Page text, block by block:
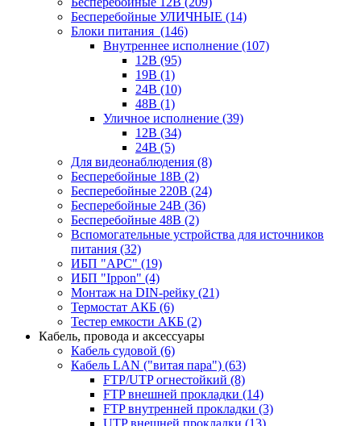
Бесперебойные УЛИЧНЫЕ (14)
Блоки питания (146)
Внутреннее исполнение (107)
12В (95)
19В (1)
24В (10)
48В (1)
Уличное исполнение (39)
12В (34)
24В (5)
Для видеонаблюдения (8)
Бесперебойные 18В (2)
Бесперебойные 220В (24)
Бесперебойные 24В (36)
Бесперебойные 48В (2)
Вспомогательные устройства для источников
питания (32)
ИБП "APC" (19)
ИБП "Ippon" (4)
Монтаж на DIN-рейку (21)
Термостат АКБ (6)
Тестер емкости АКБ (2)
Кабель, провода и аксессуары
Кабель судовой (6)
Кабель LAN ("витая пара") (63)
FTP/UTP огнестойкий (8)
FTP внешней прокладки (14)
FTP внутренней прокладки (3)
UTP внешней прокладки (13)